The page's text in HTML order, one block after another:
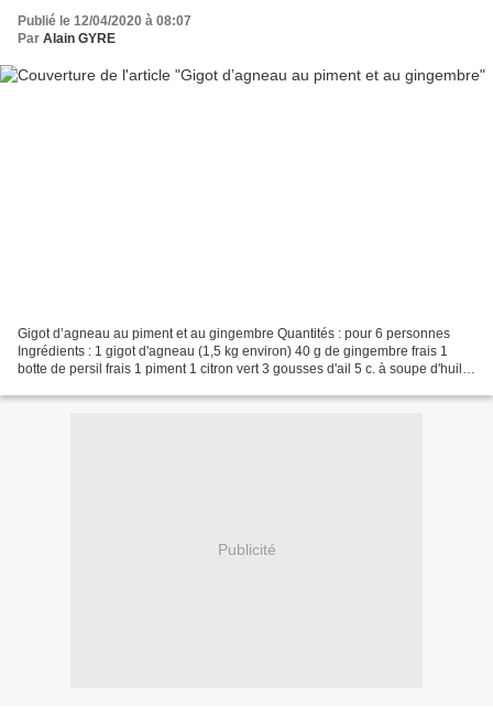
Publié le 12/04/2020 à 08:07
Par Alain GYRE
Gigot d’agneau au piment et au gingembre Quantités : pour 6 personnes
Ingrédients : 1 gigot d'agneau (1,5 kg environ) 40 g de gingembre frais 1
botte de persil frais 1 piment 1 citron vert 3 gousses d'ail 5 c. à soupe d'huile
Publicité